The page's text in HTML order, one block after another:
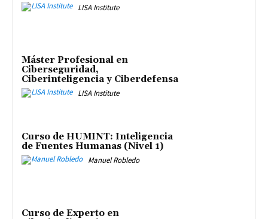
LISA Institute
Máster Profesional en
Ciberseguridad,
Ciberinteligencia y Ciberdefensa
LISA Institute
Curso de HUMINT: Inteligencia
de Fuentes Humanas (Nivel 1)
Manuel Robledo
Curso de Experto en